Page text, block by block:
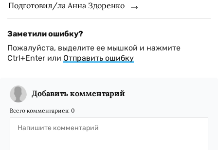
Подготовил/ла Анна Здоренко
Заметили ошибку?
Пожалуйста, выделите ее мышкой и нажмите
Ctrl+Enter или Отправить ошибку
Добавить комментарий
Всего комментариев: 0